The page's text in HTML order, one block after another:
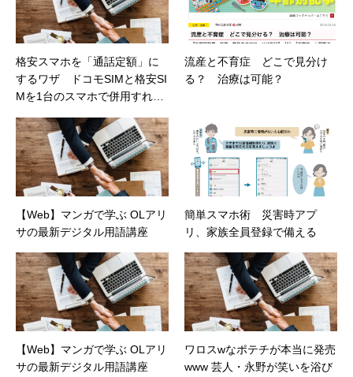
格安スマホを「通話定額」に
するワザ ドコモSIMと格安SI
Mを1台のスマホで併用すれば
ト）
流産と不育症 どこで見分け
る？ 治療は可能？
【Web】マンガで学ぶ OLアリ
サの最新デジタル用語講座
簡単スマホ術 災害時アプ
リ、家族全員登録で備える
【Web】マンガで学ぶ OLアリ
サの最新デジタル用語講座
ワロスwなポテチが本当に発売
www 芸人・永野が笑いを浴び